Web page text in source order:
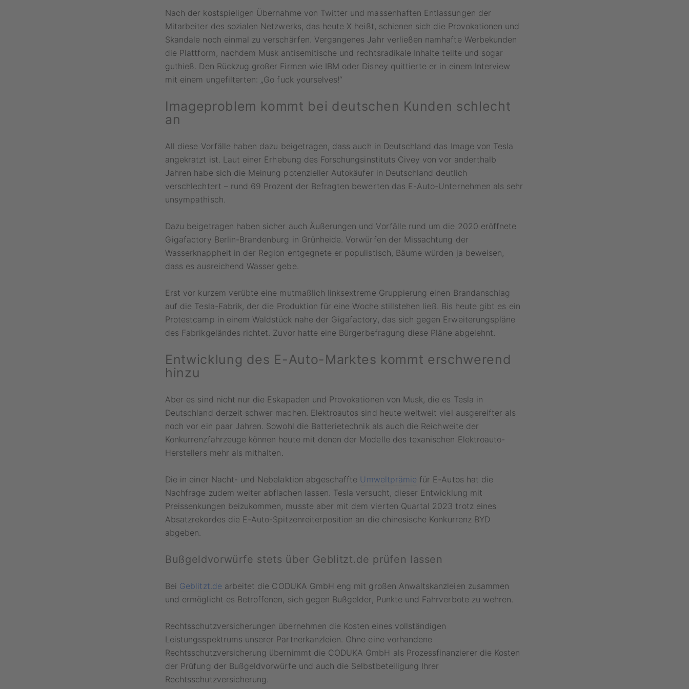
Nach der kostspieligen Übernahme von Twitter und massenhaften Entlassungen der
Mitarbeiter des sozialen Netzwerks, das heute X heißt, schienen sich die Provokationen und
Skandale noch einmal zu verschärfen. Vergangenes Jahr verließen namhafte Werbekunden
die Plattform, nachdem Musk antisemitische und rechtsradikale Inhalte teilte und sogar
guthieß. Den Rückzug großer Firmen wie IBM oder Disney quittierte er in einem Interview
mit einem ungefilterten: „Go fuck yourselves!“
Imageproblem kommt bei deutschen Kunden schlecht
an
All diese Vorfälle haben dazu beigetragen, dass auch in Deutschland das Image von Tesla
angekratzt ist. Laut einer Erhebung des Forschungsinstituts Civey von vor anderthalb
Jahren habe sich die Meinung potenzieller Autokäufer in Deutschland deutlich
verschlechtert – rund 69 Prozent der Befragten bewerten das E-Auto-Unternehmen als sehr
unsympathisch.
Dazu beigetragen haben sicher auch Äußerungen und Vorfälle rund um die 2020 eröffnete
Gigafactory Berlin-Brandenburg in Grünheide. Vorwürfen der Missachtung der
Wasserknappheit in der Region entgegnete er populistisch, Bäume würden ja beweisen,
dass es ausreichend Wasser gebe.
Erst vor kurzem verübte eine mutmaßlich linksextreme Gruppierung einen Brandanschlag
auf die Tesla-Fabrik, der die Produktion für eine Woche stillstehen ließ. Bis heute gibt es ein
Protestcamp in einem Waldstück nahe der Gigafactory, das sich gegen Erweiterungspläne
des Fabrikgeländes richtet. Zuvor hatte eine Bürgerbefragung diese Pläne abgelehnt.
Entwicklung des E-Auto-Marktes kommt erschwerend
hinzu
Aber es sind nicht nur die Eskapaden und Provokationen von Musk, die es Tesla in
Deutschland derzeit schwer machen. Elektroautos sind heute weltweit viel ausgereifter als
noch vor ein paar Jahren. Sowohl die Batterietechnik als auch die Reichweite der
Konkurrenzfahrzeuge können heute mit denen der Modelle des texanischen Elektroauto-
Herstellers mehr als mithalten.
Die in einer Nacht- und Nebelaktion abgeschaffte Umweltprämie für E-Autos hat die
Nachfrage zudem weiter abflachen lassen. Tesla versucht, dieser Entwicklung mit
Preissenkungen beizukommen, musste aber mit dem vierten Quartal 2023 trotz eines
Absatzrekordes die E-Auto-Spitzenreiterposition an die chinesische Konkurrenz BYD
abgeben.
Bußgeldvorwürfe stets über Geblitzt.de prüfen lassen
Bei Geblitzt.de arbeitet die CODUKA GmbH eng mit großen Anwaltskanzleien zusammen
und ermöglicht es Betroffenen, sich gegen Bußgelder, Punkte und Fahrverbote zu wehren.
Rechtsschutzversicherungen übernehmen die Kosten eines vollständigen
Leistungsspektrums unserer Partnerkanzleien. Ohne eine vorhandene
Rechtsschutzversicherung übernimmt die CODUKA GmbH als Prozessfinanzierer die Kosten
der Prüfung der Bußgeldvorwürfe und auch die Selbstbeteiligung Ihrer
Rechtsschutzversicherung.